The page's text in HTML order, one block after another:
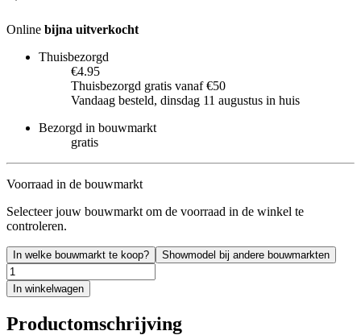
Online bijna uitverkocht
Thuisbezorgd
€4.95
Thuisbezorgd gratis vanaf €50
Vandaag besteld, dinsdag 11 augustus in huis
Bezorgd in bouwmarkt
gratis
Voorraad in de bouwmarkt
Selecteer jouw bouwmarkt om de voorraad in de winkel te
controleren.
In welke bouwmarkt te koop? Showmodel bij andere bouwmarkten
In winkelwagen
Productomschrijving